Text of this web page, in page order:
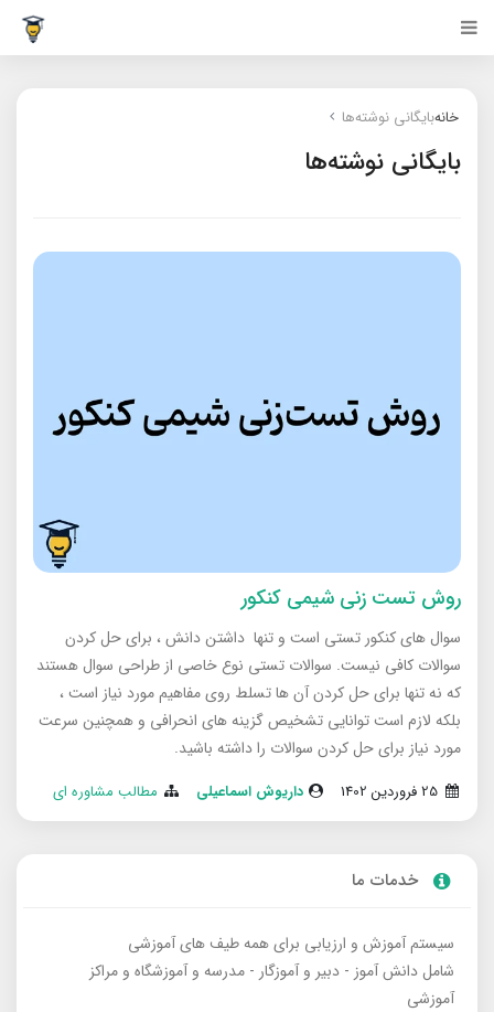
خانهبایگانی نوشته‌ها
بایگانی نوشته‌ها
روش تست زنی شیمی کنکور
سوال های کنکور تستی است و تنها داشتن دانش ، برای حل کردن
سوالات کافی نیست. سوالات تستی نوع خاصی از طراحی سوال هستند
که نه تنها برای حل کردن آن ها تسلط روی مفاهیم مورد نیاز است ،
بلکه لازم است توانایی تشخیص گزینه های انحرافی و همچنین سرعت
مورد نیاز برای حل کردن سوالات را داشته باشید.
داریوش اسماعیلی مطالب مشاوره ای
خدمات ما
سیستم آموزش و ارزیابی برای همه طیف های آموزشی
شامل دانش آموز - دبیر و آموزگار - مدرسه و آموزشگاه و مراکز
آموزشی